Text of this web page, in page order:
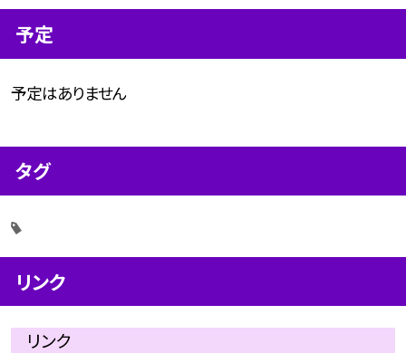
予定
予定はありません
タグ
リンク
リンク